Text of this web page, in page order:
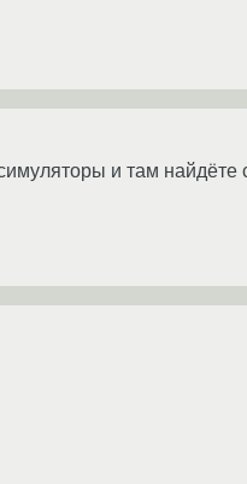
и там найдёте